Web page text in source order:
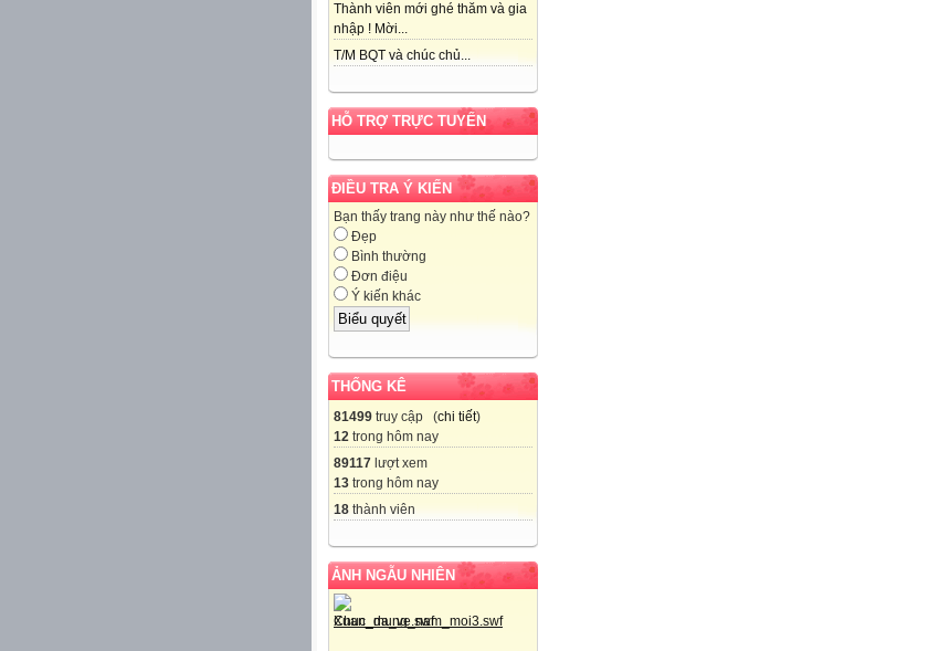
Thành viên mới ghé thăm và gia
nhập ! Mời...
T/M BQT và chúc chủ...
HỖ TRỢ TRỰC TUYẾN
ĐIỀU TRA Ý KIẾN
Bạn thấy trang này như thế nào?
Đẹp
Bình thường
Đơn điệu
Ý kiến khác
THỐNG KÊ
81499 truy cập (chi tiết)
12 trong hôm nay
89117 lượt xem
13 trong hôm nay
18 thành viên
ẢNH NGẪU NHIÊN